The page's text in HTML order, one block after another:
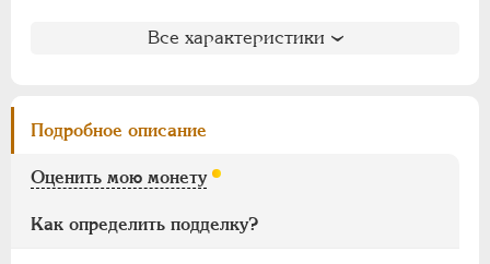
Литература и редкость
Дьяков: 4, 5, не вошла в описание
Дьяков ЗС
: 1095 (R2) - 1114 (R2)
Семёнов: 31- (2100-2200) (R2!)
Гиль : 2
Все характеристики
Подробное описание
Оценить мою монету
Как определить подделку?
1855-1881
ВРЕМЕННОЕ ПРАВ. 1917-1918